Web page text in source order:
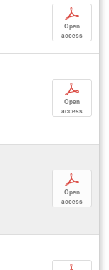
p
Open
access
p
Open
access
p
Open
access